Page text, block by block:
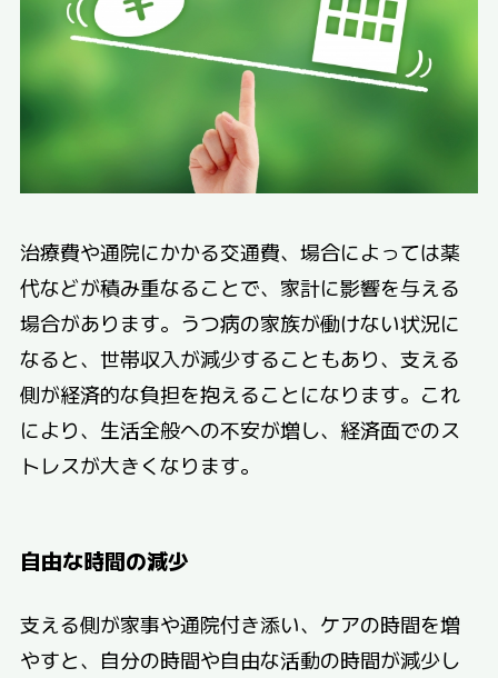
治療費や通院にかかる交通費、場合によっては薬
代などが積み重なることで、家計に影響を与える
場合があります。うつ病の家族が働けない状況に
なると、世帯収入が減少することもあり、支える
側が経済的な負担を抱えることになります。これ
により、生活全般への不安が増し、経済面でのス
トレスが大きくなります。
自由な時間の減少
支える側が家事や通院付き添い、ケアの時間を増
やすと、自分の時間や自由な活動の時間が減少し